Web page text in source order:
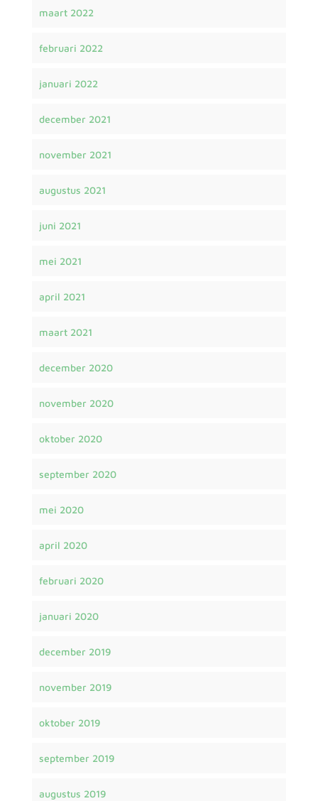
maart 2022
februari 2022
januari 2022
december 2021
november 2021
augustus 2021
juni 2021
mei 2021
april 2021
maart 2021
december 2020
november 2020
oktober 2020
september 2020
mei 2020
april 2020
februari 2020
januari 2020
december 2019
november 2019
oktober 2019
september 2019
augustus 2019